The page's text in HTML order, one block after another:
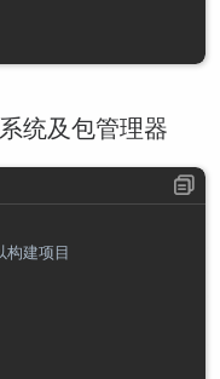
统及包管理器
建项目